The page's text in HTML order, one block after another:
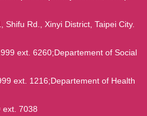
Rd., Xinyi District, Taipei City.
ext. 6260;Departement of Social
ext. 1216;Departement of Health
ext. 7038